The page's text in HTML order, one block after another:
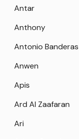
Antar
Anthony
Antonio Banderas
Anwen
Apis
Ard Al Zaafaran
Ari